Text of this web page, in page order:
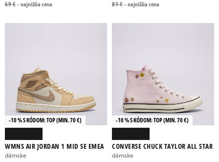
69 €-najnižšia cena 81 €-najnižšia cena
-10 % S KÓDOM: TOP (MIN. 70 €)
WMNS AIR JORDAN 1 MID SE EMEA
dámske
-10 % S KÓDOM: TOP (MIN. 70 €)
CONVERSE CHUCK TAYLOR ALL STAR
dámske